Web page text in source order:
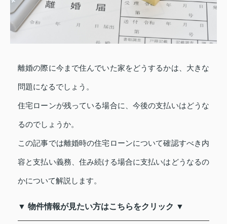
離婚の際に今まで住んでいた家をどうするかは、大きな
問題になるでしょう。
住宅ローンが残っている場合に、今後の支払いはどうな
るのでしょうか。
この記事では離婚時の住宅ローンについて確認すべき内
容と支払い義務、住み続ける場合に支払いはどうなるの
かについて解説します。
▼ 物件情報が見たい方はこちらをクリック ▼